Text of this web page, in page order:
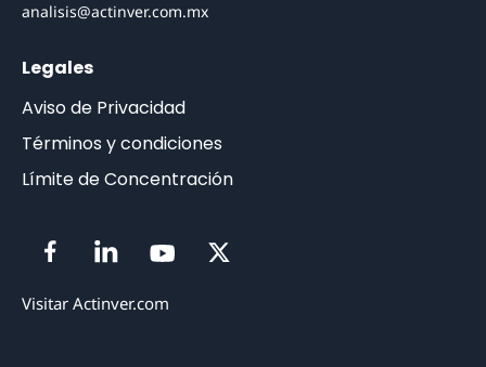
analisis@actinver.com.mx
Legales
Aviso de Privacidad
Términos y condiciones
Límite de Concentración
Visitar Actinver.com